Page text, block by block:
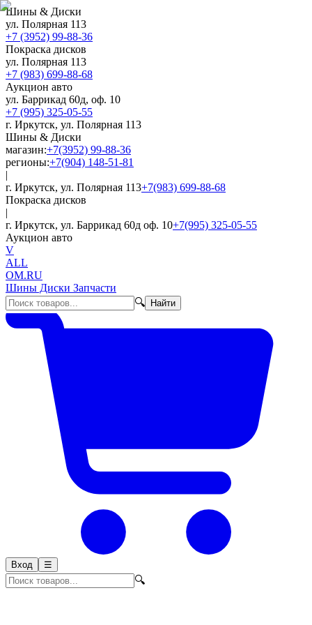
Шины & Диски
ул. Полярная 113
+7 (3952) 99-88-36
Покраска дисков
ул. Полярная 113
+7 (983) 699-88-68
Аукцион авто
ул. Баррикад 60д, оф. 10
+7 (995) 325-05-55
г. Иркутск, ул. Полярная 113
Шины & Диски
магазин:+7(3952) 99-88-36
регионы:+7(904) 148-51-81
|
г. Иркутск, ул. Полярная 113+7(983) 699-88-68
Покраска дисков
|
г. Иркутск, ул. Баррикад 60д оф. 10+7(995) 325-05-55
Аукцион авто
V
ALL
OM.RU
Шины Диски Запчасти
🔍
Найти
Вход ☰
🔍